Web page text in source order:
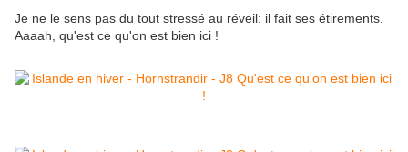
Je ne le sens pas du tout stressé au réveil: il fait ses étirements.
Aaaah, qu'est ce qu'on est bien ici !